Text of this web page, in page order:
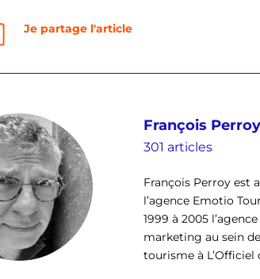
Je partage l'article
François Perroy
301 articles
François Perroy est
l’agence Emotio
1999 à 2005
marketing au sein
tourisme à L’Officiel